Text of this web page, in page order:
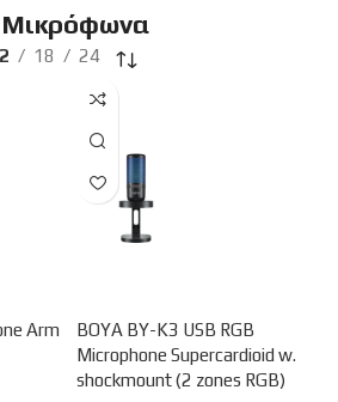
Μικρόφωνα
18 24
Arm
BOYA BY-K3 USB RGB
Microphone Supercardioid w.
shockmount (2 zones RGB)